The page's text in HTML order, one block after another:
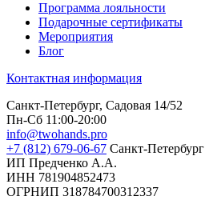
Программа лояльности
Подарочные сертификаты
Мероприятия
Блог
Контактная информация
Санкт-Петербург, Садовая 14/52
Пн-Сб 11:00-20:00
info@twohands.pro
+7 (812) 679-06-67 Санкт-Петербург
ИП Предченко А.А.
ИНН 781904852473
ОГРНИП 318784700312337